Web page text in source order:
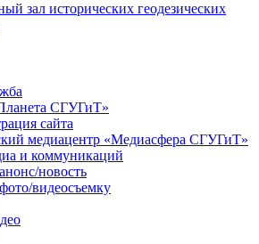
зал исторических геодезических
СГУГиТ»
сайта
медиацентр «Медиасфера СГУГиТ»
и коммуникаций
новость
видеосъемку